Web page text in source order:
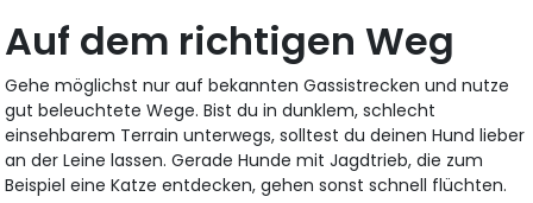
Auf dem richtigen Weg
Gehe möglichst nur auf bekannten Gassistrecken und nutze
gut beleuchtete Wege. Bist du in dunklem, schlecht
einsehbarem Terrain unterwegs, solltest du deinen Hund lieber
an der Leine lassen. Gerade Hunde mit Jagdtrieb, die zum
Beispiel eine Katze entdecken, gehen sonst schnell flüchten.